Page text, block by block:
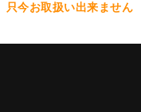
只今お取扱い出来ません